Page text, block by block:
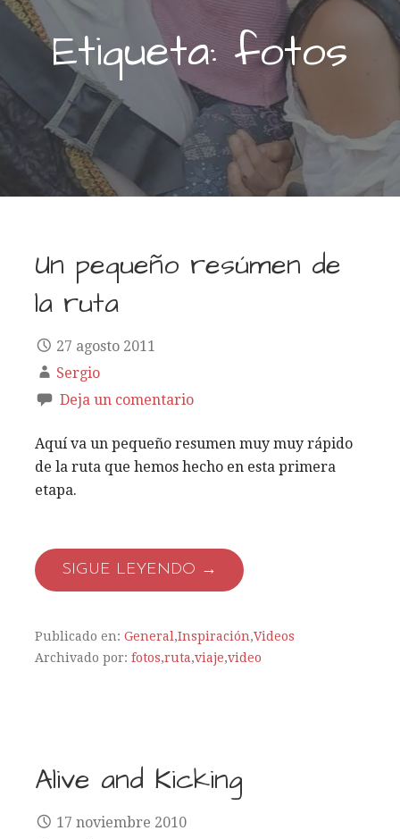
Etiqueta: fotos
Un pequeño resúmen de
la ruta
27 agosto 2011
Sergio
Deja un comentario
Aquí va un pequeño resumen muy muy rápido
de la ruta que hemos hecho en esta primera
etapa.
SIGUE LEYENDO →
Publicado en: General ,Inspiración,Videos
Archivado por: fotos,ruta,viaje,video
Alive and Kicking
17 noviembre 2010